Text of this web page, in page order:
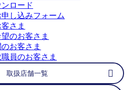
ロード
し込みフォーム
さま
のお客さま
お客さま
員のお客さま
取扱店舗一覧